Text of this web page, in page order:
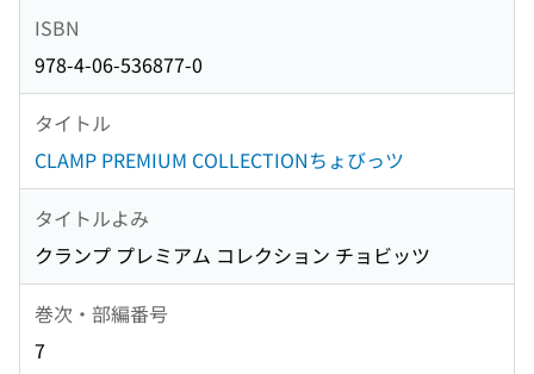
ISBN
978-4-06-536877-0
タイトル
CLAMP PREMIUM COLLECTIONちょびっツ
タイトルよみ
クランプ プレミアム コレクション チョビッツ
巻次・部編番号
7